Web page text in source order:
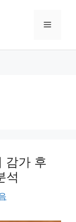
메
감가 후
석